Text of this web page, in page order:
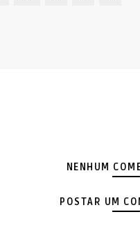
NENHUM
POSTAR UM